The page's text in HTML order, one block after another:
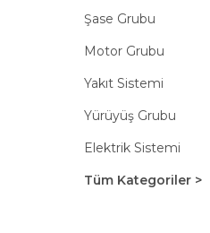
Şase Grubu
Motor Grubu
Yakıt Sistemi
Yürüyüş Grubu
Elektrik Sistemi
Tüm Kategoriler >